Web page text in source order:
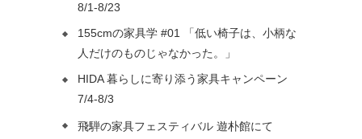
8/1-8/23
155cmの家具学 #01 「低い椅子は、小柄な
人だけのものじゃなかった。」
HIDA 暮らしに寄り添う家具キャンペーン
7/4-8/3
飛騨の家具フェスティバル 遊朴館にて